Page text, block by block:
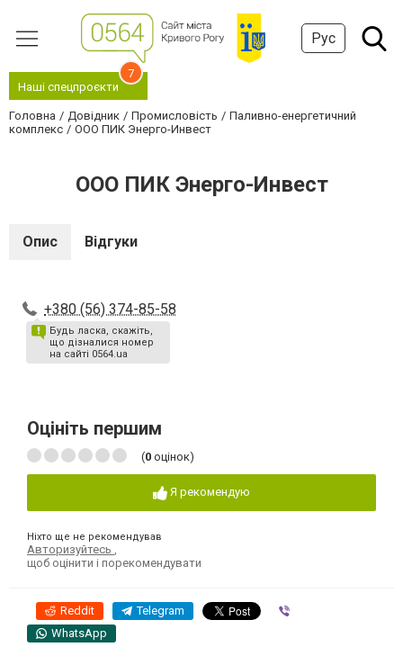
Рус
Наші спецпроєкти
7
Головна Довідник Промисловість
Паливно-енергетичний
комплекс
ООО ПИК Энерго-Инвест
ООО ПИК Энерго-Инвест
Опис Відгуки
+380 (56) 374-85-58
Будь ласка, скажіть,
що дізналися номер
на сайті 0564.ua
Оцініть першим
(0 оцінок)
Я рекомендую
Ніхто ще не рекомендував
Авторизуйтесь
щоб оцінити і порекомендувати
Reddit Telegram
WhatsApp